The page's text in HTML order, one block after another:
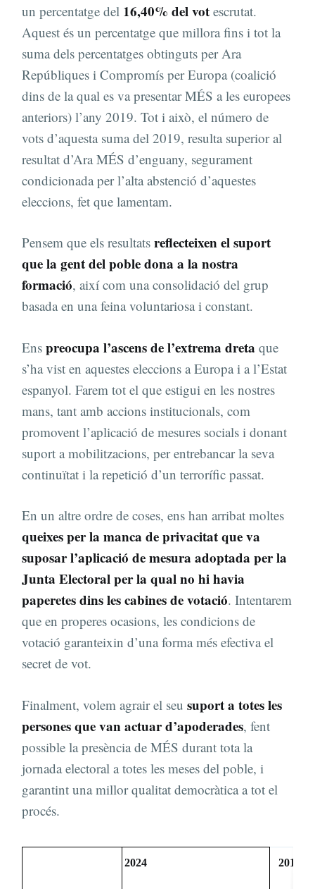
un percentatge del 16,40% del vot escrutat.
Aquest és un percentatge que millora fins i tot la
suma dels percentatges obtinguts per Ara
Repúbliques i Compromís per Europa (coalició
dins de la qual es va presentar MÉS a les europees
anteriors) l’any 2019. Tot i això, el número de
vots d’aquesta suma del 2019, resulta superior al
resultat d’Ara MÉS d’enguany, segurament
condicionada per l’alta abstenció d’aquestes
eleccions, fet que lamentam.
Pensem que els resultatsreflecteixen el suport
que la gent del poble dona a la nostra
formació, així com una consolidació del grup
basada en una feina voluntariosa i constant.
Enspreocupa l’ascens de l’extrema dreta que
s’ha vist en aquestes eleccions a Europa i a l’Estat
espanyol. Farem tot el que estigui en les nostres
mans, tant amb accions institucionals, com
promovent l’aplicació de mesures socials i donant
suport a mobilitzacions, per entrebancar la seva
continuïtat i la repetició d’un terrorífic passat.
En un altre ordre de coses, ens han arribat moltes
queixes per la manca de privacitat que va
suposar l’aplicació de mesura adoptada per la
Junta Electoral per la qual no hi havia
paperetes dins les cabines de votació. Intentarem
que en properes ocasions, les condicions de
votació garanteixin d’una forma més efectiva el
secret de vot.
Finalment, volem agrair el seusuport a totes les
persones que van actuar d’apoderades, fent
possible la presència de MÉS durant tota la
jornada electoral a totes les meses del poble, i
garantint una millor qualitat democràtica a tot el
procés.
2024 2019